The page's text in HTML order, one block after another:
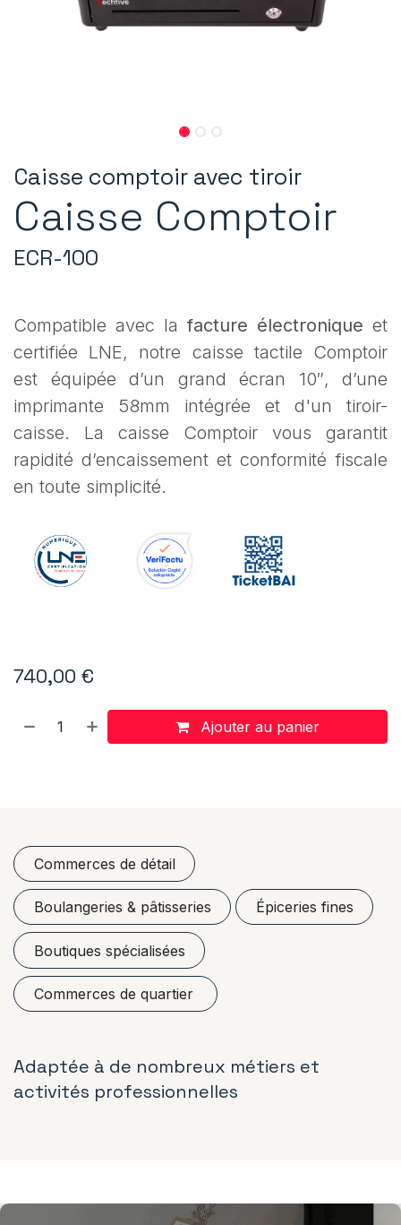
Caisse comptoir avec tiroir
Caisse Comptoir
ECR-100
Compatible avec lafacture électronique et
certifiée LNE, notre caisse tactile Comptoir
est équipée d’un grand écran 10″, d’une
imprimante 58mm intégrée et d'un tiroir-
caisse. La caisse Comptoir vous garantit
rapidité d’encaissement et conformité fiscale
en toute simplicité.
740,00 €
Ajouter au panier
Commerces de détail
Boulangeries & pâtisseries Épiceries fines
Boutiques spécialisées
Commerces de quartier
Adaptée à de nombreux métiers et
activités professionnelles